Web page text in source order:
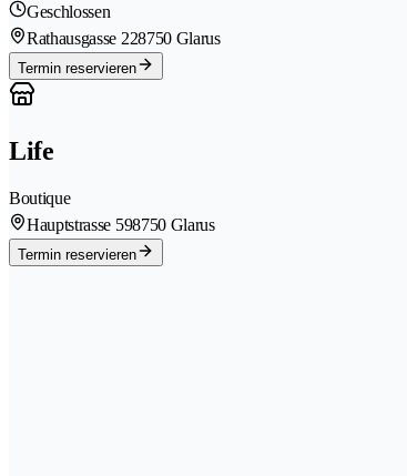
Geschlossen
Rathausgasse 228750 Glarus
Termin reservieren
Life
Boutique
Hauptstrasse 598750 Glarus
Termin reservieren